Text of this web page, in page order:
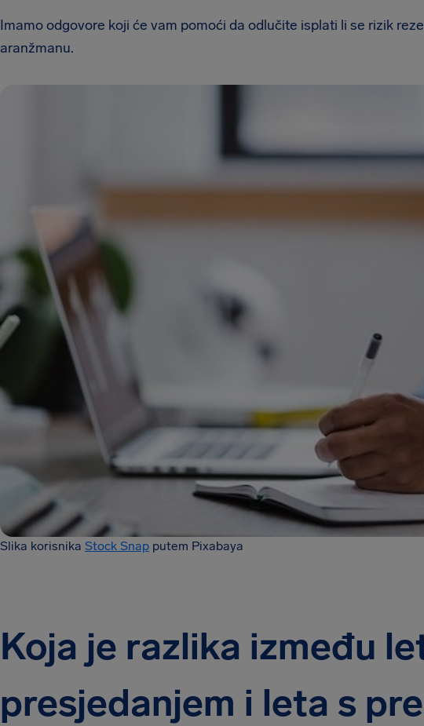
Imamo odgovore koji će vam pomoći da odlučite isplati li se rizik
aranžmanu.
Slika korisnika Stock Snap putem Pixabaya
Koja je razlika između
presjedanjem i leta s